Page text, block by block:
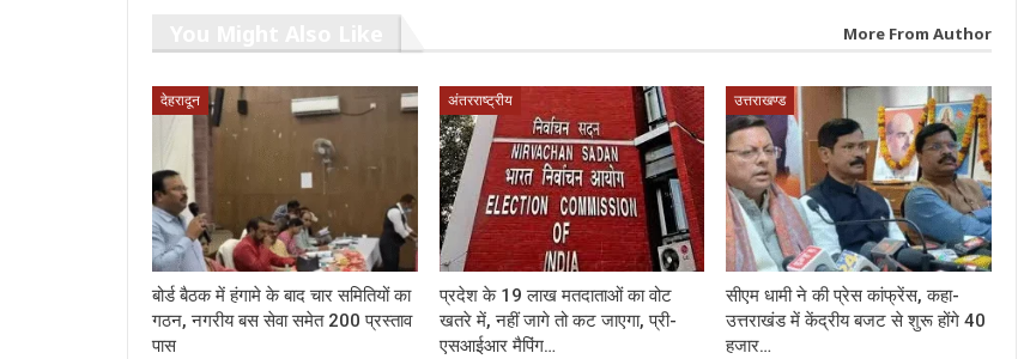
More From Author
देहरादून
बोर्ड बैठक में हंगामे के बाद चार समितियों का
गठन, नगरीय बस सेवा समेत 200 प्रस्ताव
पास
अंतरराष्ट्रीय
प्रदेश के 19 लाख मतदाताओं का वोट
खतरे में, नहीं जागे तो कट जाएगा, प्री-
एसआईआर मैपिंग…
उत्तराखण्ड
सीएम धामी ने की प्रेस कांफ्रेंस, कहा-
उत्तराखंड में केंद्रीय बजट से शुरू होंगे 40
हजार…